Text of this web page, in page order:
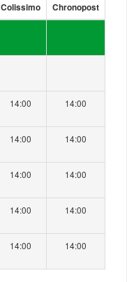
Colissimo Chronopost
14:00 14:00
14:00 14:00
14:00 14:00
14:00 14:00
14:00 14:00